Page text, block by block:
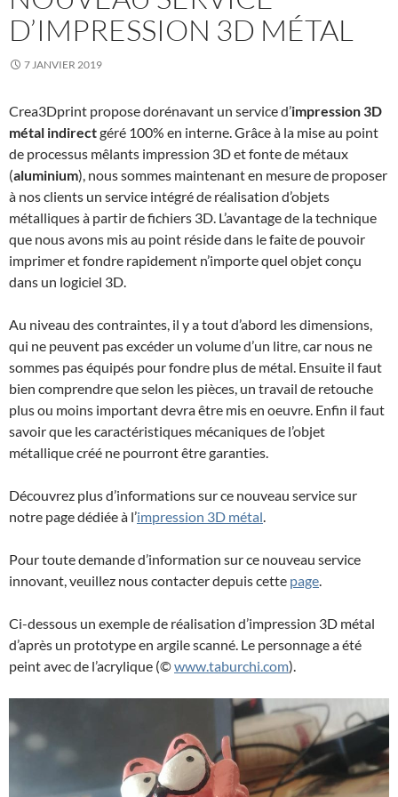
D’IMPRESSION 3D MÉTAL
7 JANVIER 2019
Crea3Dprint propose dorénavant un service d’impression 3D
métal indirectgéré 100% en interne. Grâce à la mise au point
de processus mêlants impression 3D et fonte de métaux
(aluminium), nous sommes maintenant en mesure de proposer
à nos clients un service intégré de réalisation d’objets
métalliques à partir de fichiers 3D. L’avantage de la technique
que nous avons mis au point réside dans le faite de pouvoir
imprimer et fondre rapidement n’importe quel objet conçu
dans un logiciel 3D.
Au niveau des contraintes, il y a tout d’abord les dimensions,
qui ne peuvent pas excéder un volume d’un litre, car nous ne
sommes pas équipés pour fondre plus de métal. Ensuite il faut
bien comprendre que selon les pièces, un travail de retouche
plus ou moins important devra être mis en oeuvre. Enfin il faut
savoir que les caractéristiques mécaniques de l’objet
métallique créé ne pourront être garanties.
Découvrez plus d’informations sur ce nouveau service sur
notre page dédiée à l’impression 3D métal.
Pour toute demande d’information sur ce nouveau service
innovant, veuillez nous contacter depuis cette page.
Ci-dessous un exemple de réalisation d’impression 3D métal
d’après un prototype en argile scanné. Le personnage a été
peint avec de l’acrylique (©www.taburchi.com).